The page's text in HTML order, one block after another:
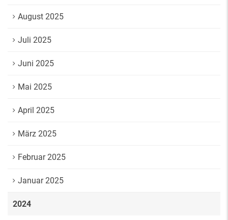
August 2025
Juli 2025
Juni 2025
Mai 2025
April 2025
März 2025
Februar 2025
Januar 2025
2024